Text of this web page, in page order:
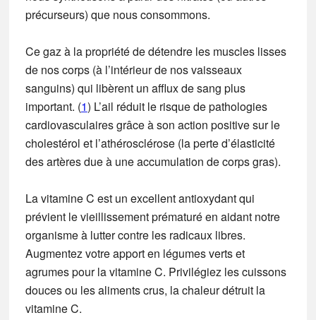
précurseurs) que nous consommons.
Ce gaz à la propriété de détendre les muscles lisses
de nos corps (à l’intérieur de nos vaisseaux
sanguins) qui libèrent un afflux de sang plus
important. (1) L’ail réduit le risque de pathologies
cardiovasculaires grâce à son action positive sur le
cholestérol et l’athérosclérose (la perte d’élasticité
des artères due à une accumulation de corps gras).
La vitamine C est un excellent antioxydant qui
prévient le vieillissement prématuré en aidant notre
organisme à lutter contre les radicaux libres.
Augmentez votre apport en légumes verts et
agrumes pour la vitamine C. Privilégiez les cuissons
douces ou les aliments crus, la chaleur détruit la
vitamine C.